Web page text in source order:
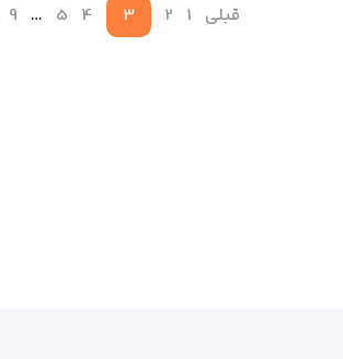
قبلی 1
2
3
4
5
…
9